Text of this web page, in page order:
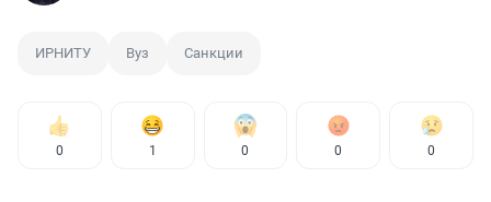
ИРНИТУ Вуз Санкции
0 1 0 0 0